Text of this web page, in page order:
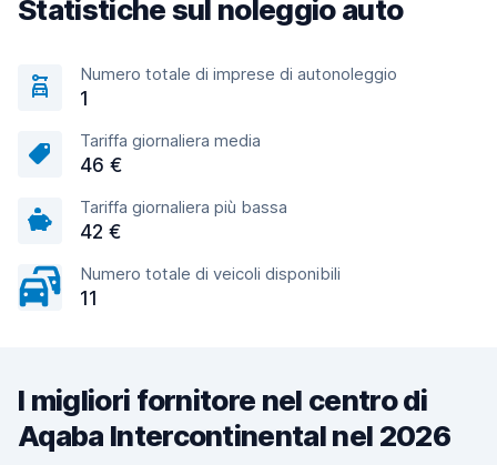
Statistiche sul noleggio auto
Numero totale di imprese di autonoleggio
1
Tariffa giornaliera media
46 €
Tariffa giornaliera più bassa
42 €
Numero totale di veicoli disponibili
11
I migliori fornitore nel centro di
Aqaba Intercontinental nel 2026